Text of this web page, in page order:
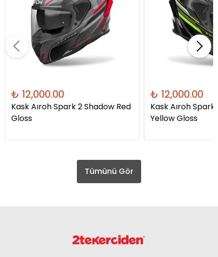
₺ 12,000.00
Kask Aıroh Spark 2 Shadow Red
Gloss
₺ 12,000.00
Kask Aıroh
Yellow Gloss
Tümünü Gör